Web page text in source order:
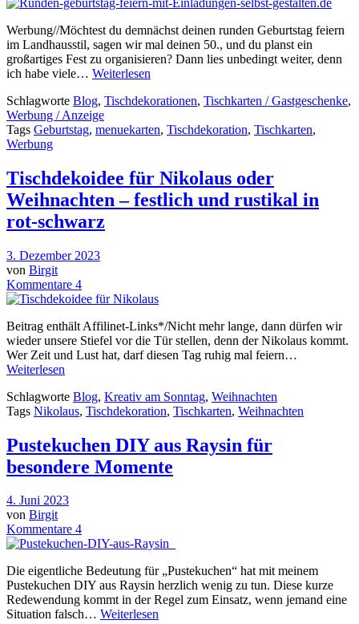
Werbung//Möchtest du demnächst deinen runden Geburtstag feiern
im Landhausstil, sagen wir mal deinen 50., und du planst ein
großartiges Fest zu organisieren? Dann lies unbedingt weiter, denn
ich habe viele… Weiterlesen
Schlagworte Blog, Tischdekorationen, Tischkarten / Gastgeschenke,
Werbung / Anzeige
Tags Geburtstag, menuekarten, Tischdekoration, Tischkarten,
Werbung
Tischdekoidee für Nikolaus oder
Weihnachten – festlich und rustikal in
rot-schwarz
3. Dezember 2023
von Birgit
Kommentare 4
Beitrag enthält Affilinet-Links*/Nicht mehr lange, dann dürfen wir
wieder unsere Stiefel vor die Tür stellen, denn der Nikolaus kommt.
Wer Zeit und Lust hat, darf diesen Tag ruhig mal feiern…
Weiterlesen
Schlagworte Blog, Kreativ am Sonntag, Weihnachten
Tags Nikolaus, Tischdekoration, Tischkarten, Weihnachten
Pustekuchen DIY aus Raysin für
besondere Momente
4. Juni 2023
von Birgit
Kommentare 4
Die eigentliche Bedeutung für „Pustekuchen“ hat mit meinem
Pustekuchen DIY aus Raysin herzlich wenig zu tun. Diese kurze
Redewendung kommt in der Regel zum Einsatz, wenn jemand eine
Situation falsch… Weiterlesen